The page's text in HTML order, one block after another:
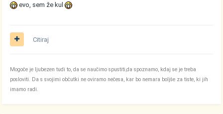
evo, sem že kul
Citiraj
Mogoče je ljubezen tudi to, da se naučimo spustiti,da spoznamo, kdaj se je treba
posloviti. Da s svojimi občutki ne oviramo nečesa, kar bo nemara boljše za tiste, ki jih
imamo radi.